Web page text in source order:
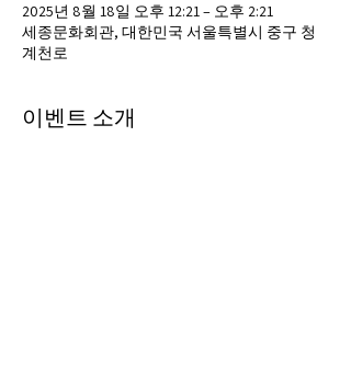
2025년 8월 18일 오후 12:21 – 오후 2:21
세종문화회관, 대한민국 서울특별시 중구 청
계천로
이벤트 소개